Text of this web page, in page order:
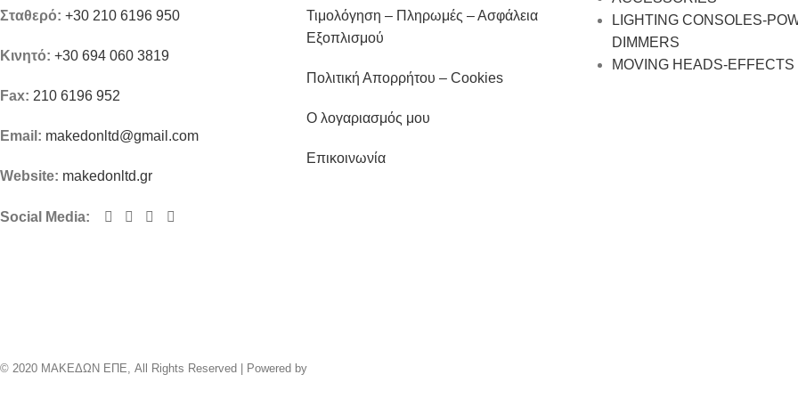
Σταθερό: +30 210 6196 950
Κινητό: +30 694 060 3819
Fax: 210 6196 952
Email: makedonltd@gmail.com
Website: makedonltd.gr
Social Media:
Τιμολόγηση – Πληρωμές – Ασφάλεια
Εξοπλισμού
Πολιτική Απορρήτου – Cookies
Ο λογαριασμός μου
Επικοινωνία
LIGHTING CONSOLES-
DIMMERS
MOVING HEADS-EFFECTS
© 2020 ΜΑΚΕΔΩΝ ΕΠΕ, All Rights Reserved | Powered by